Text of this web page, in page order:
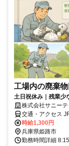
工場内の廃棄
土日祝休み｜残業少
株式会社サニー
交通・アクセス
時給1,300円
兵庫県姫路市
勤務時間詳細